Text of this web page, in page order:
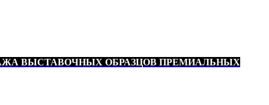
ВЫСТАВОЧНЫХ ОБРАЗЦОВ ПРЕМИАЛЬНЫХ